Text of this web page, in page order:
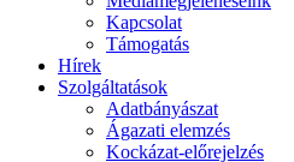
Kapcsolat
Támogatás
Hírek
Szolgáltatások
Adatbányászat
Ágazati elemzés
Kockázat-előrejelzés